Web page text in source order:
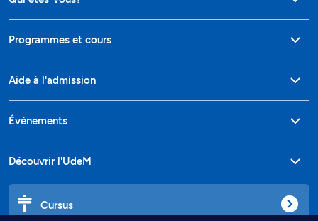
Programmes et cours
Aide à l'admission
Événements
Découvrir l'UdeM
Cursus